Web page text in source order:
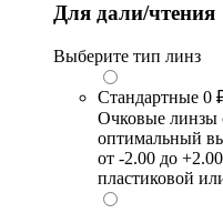
Для дали/чтения
Выберите тип линз
Стандартные 0
Очковые линзы
оптимальный
от -2.00 до
пластиковой